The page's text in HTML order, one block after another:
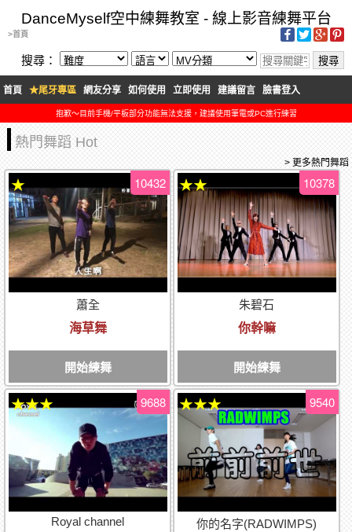
DanceMyself空中練舞教室 - 線上影音練舞平台
>首頁
搜尋：
首頁 ★尾牙專區 網友分享 如何使用 立即使用 建議留言 臉書登入
抱歉～目前手機/平板部分功能無法支援，建議使用筆電或PC進行練習
熱門舞蹈 Hot
> 更多熱門舞蹈
蕭全
海草舞
開始練舞
10432
★
朱碧石
你幹嘛
開始練舞
10378
★★
Royal channel
9688
★★★
你的名字(RADWIMPS)
9540
★★★